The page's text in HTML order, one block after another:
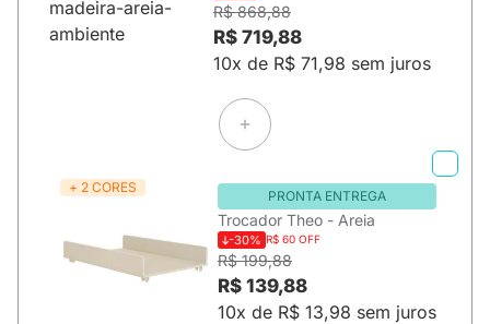
R$ 868,88
R$ 719,88
10x de R$ 71,98 sem juros
+ 2 CORES
PRONTA ENTREGA
Trocador Theo - Areia
-30% R$ 60 OFF
R$ 199,88
R$ 139,88
10x de R$ 13,98 sem juros